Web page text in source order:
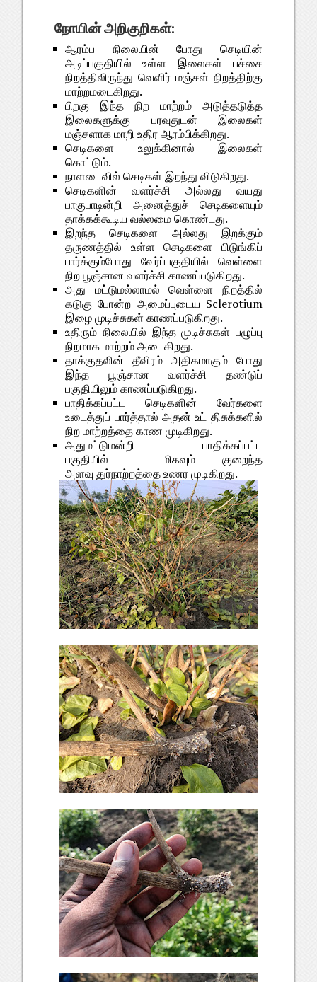
நோயின் அறிகுறிகள்:
ஆரம்ப நிலையின் போது செடியின்
அடிப்பகுதியில் உள்ள இலைகள் பச்சை
நிறத்திலிருந்து வெளிர் மஞ்சள் நிறத்திற்கு
மாற்றமடைகிறது.
பிறகு இந்த நிற மாற்றம் அடுத்தடுத்த
இலைகளுக்கு பரவுதுடன் இலைகள்
மஞ்சளாக மாறி உதிர ஆரம்பிக்கிறது.
செடிகளை உலுக்கினால் இலைகள்
கொட்டும்.
நாளடைவில் செடிகள் இறந்து விடுகிறது.
செடிகளின் வளர்ச்சி அல்லது வயது
பாகுபாடின்றி அனைத்துச் செடிகளையும்
தாக்கக்கூடிய வல்லமை கொண்டது.
இறந்த செடிகளை அல்லது இறக்கும்
தருணத்தில் உள்ள செடிகளை பிடுங்கிப்
பார்க்கும்போது வேர்ப்பகுதியில் வெள்ளை
நிற பூஞ்சான வளர்ச்சி காணப்படுகிறது.
அது மட்டுமல்லாமல் வெள்ளை நிறத்தில்
கடுகு போன்ற அமைப்புடைய Sclerotium
இழை முடிச்சுகள் காணப்படுகிறது.
உதிரும் நிலையில் இந்த முடிச்சுகள் பழுப்பு
நிறமாக மாற்றம் அடைகிறது.
தாக்குதலின் தீவிரம் அதிகமாகும் போது
இந்த பூஞ்சான வளர்ச்சி தண்டுப்
பகுதியிலும் காணப்படுகிறது.
பாதிக்கப்பட்ட செடிகளின் வேர்களை
உடைத்துப் பார்த்தால் அதன் உட் திசுக்களில்
நிற மாற்றத்தை காண முடிகிறது.
அதுமட்டுமன்றி பாதிக்கப்பட்ட
பகுதியில் மிகவும் குறைந்த
அளவு துர்நாற்றத்தை உணர முடிகிறது.